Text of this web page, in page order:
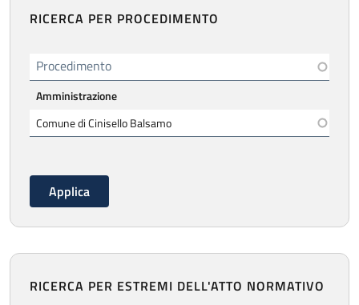
RICERCA PER PROCEDIMENTO
Procedimento
Amministrazione
RICERCA PER ESTREMI DELL'ATTO NORMATIVO